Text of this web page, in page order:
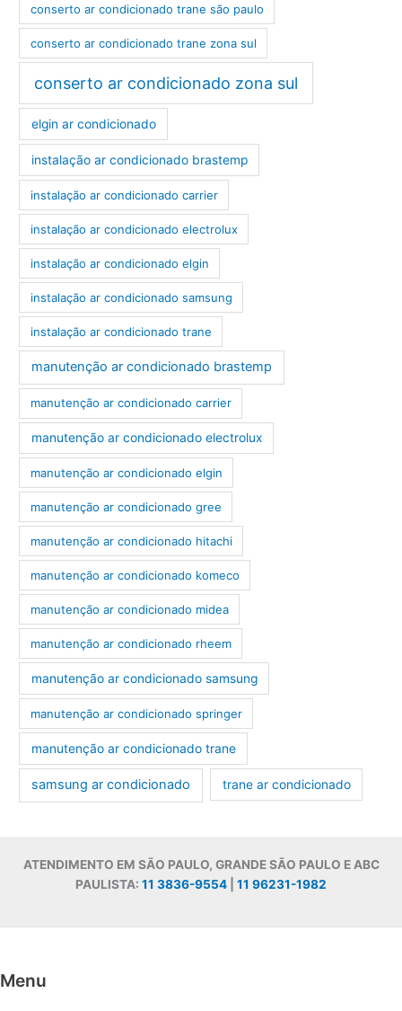
conserto ar condicionado trane são paulo
conserto ar condicionado trane zona sul
conserto ar condicionado zona sul
elgin ar condicionado
instalação ar condicionado brastemp
instalação ar condicionado carrier
instalação ar condicionado electrolux
instalação ar condicionado elgin
instalação ar condicionado samsung
instalação ar condicionado trane
manutenção ar condicionado brastemp
manutenção ar condicionado carrier
manutenção ar condicionado electrolux
manutenção ar condicionado elgin
manutenção ar condicionado gree
manutenção ar condicionado hitachi
manutenção ar condicionado komeco
manutenção ar condicionado midea
manutenção ar condicionado rheem
manutenção ar condicionado samsung
manutenção ar condicionado springer
manutenção ar condicionado trane
samsung ar condicionado trane ar condicionado
ATENDIMENTO EM SÃO PAULO, GRANDE SÃO PAULO E ABC
PAULISTA: 11 3836-9554 11 96231-1982
Menu